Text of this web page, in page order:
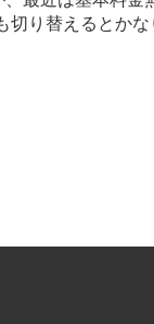
り替えるとか